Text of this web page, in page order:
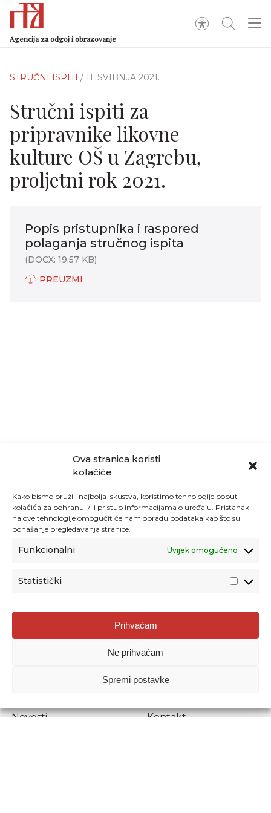
Ova stranica koristi
kolačiće
Kako bismo pružili najbolja iskustva, koristimo tehnologije poput
kolačića za pohranu i/ili pristup informacijama o uređaju. Pristanak
na ove tehnologije omogućit će nam obradu podataka kao što su
ponašanje pregledavanja stranice.
Funkcionalni Uvijek omogućeno
Statistički
Prihvaćam
Ne prihvaćam
Spremi postavke
Agencija za odgoj i obrazovanje
STRUČNI ISPITI / 11. SVIBNJA 2021.
Stručni ispiti za
pripravnike likovne
kulture OŠ u Zagrebu,
proljetni rok 2021.
Popis pristupnika i raspored
polaganja stručnog ispita
(DOCX: 19,57 KB)
PREUZMI
Agencija za odgoj i obrazovanje
Donje Svetice 38, 10000 Zagreb
1778129
Prenošenje sadržaja dopušteno je uz navođenje izvora.
Novosti
Kontakt